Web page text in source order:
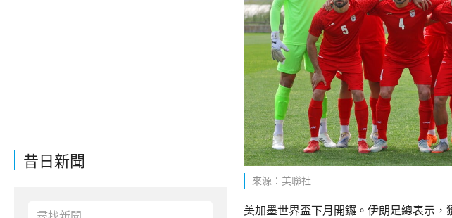
昔日新聞
來源：美聯社
美加墨世界盃下月開鑼。伊朗足總表示